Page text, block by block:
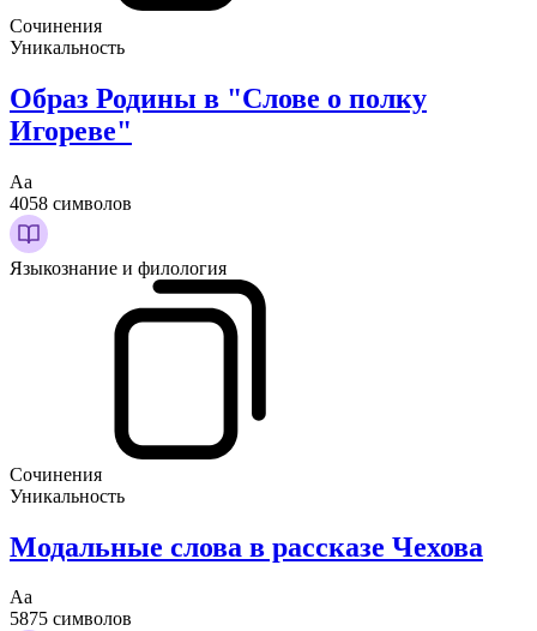
Сочинения
Уникальность
Образ Родины в "Слове о полку
Игореве"
Аа
4058 символов
Языкознание и филология
Сочинения
Уникальность
Модальные слова в рассказе Чехова
Аа
5875 символов